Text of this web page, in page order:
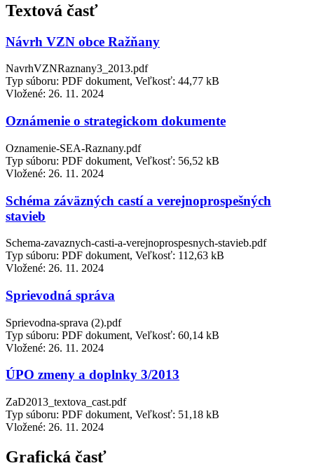
Textová časť
Návrh VZN obce Ražňany
NavrhVZNRaznany3_2013.pdf
Typ súboru: PDF dokument, Veľkosť: 44,77 kB
Vložené: 26. 11. 2024
Oznámenie o strategickom dokumente
Oznamenie-SEA-Raznany.pdf
Typ súboru: PDF dokument, Veľkosť: 56,52 kB
Vložené: 26. 11. 2024
Schéma záväzných castí a verejnoprospešných
stavieb
Schema-zavaznych-casti-a-verejnoprospesnych-stavieb.pdf
Typ súboru: PDF dokument, Veľkosť: 112,63 kB
Vložené: 26. 11. 2024
Sprievodná správa
Sprievodna-sprava (2).pdf
Typ súboru: PDF dokument, Veľkosť: 60,14 kB
Vložené: 26. 11. 2024
ÚPO zmeny a doplnky 3/2013
ZaD2013_textova_cast.pdf
Typ súboru: PDF dokument, Veľkosť: 51,18 kB
Vložené: 26. 11. 2024
Grafická časť